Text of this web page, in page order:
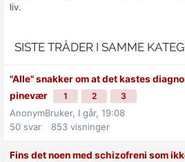
liv.
SISTE TRÅDER I SAMME
"Alle" snakker om at det kastes
pinevær
1 2 3
AnonymBruker, I går, 19:08
50 svar 853 visninger
Fins det noen med schizofreni som